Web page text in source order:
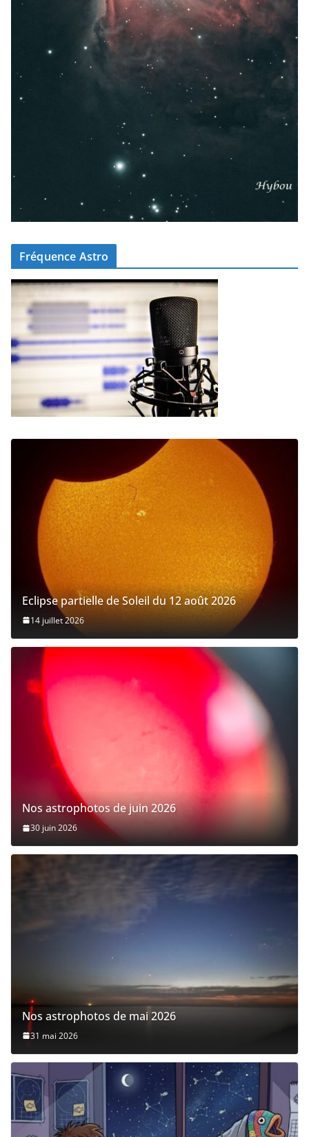
Fréquence Astro
Eclipse partielle de Soleil du 12 août 2026
14 juillet 2026
Nos astrophotos de juin 2026
30 juin 2026
Nos astrophotos de mai 2026
31 mai 2026